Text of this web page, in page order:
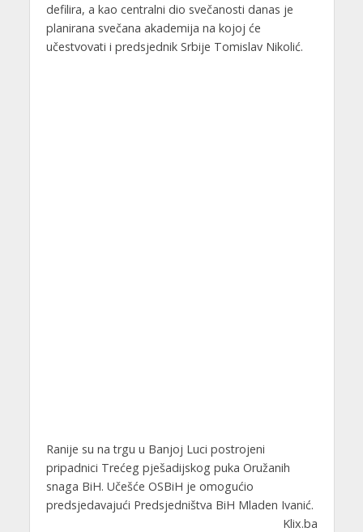
defilira, a kao centralni dio svečanosti danas je
planirana svečana akademija na kojoj će
učestvovati i predsjednik Srbije Tomislav Nikolić.
Ranije su na trgu u Banjoj Luci postrojeni
pripadnici Trećeg pješadijskog puka Oružanih
snaga BiH. Učešće OSBiH je omogućio
predsjedavajući Predsjedništva BiH Mladen Ivanić.
Klix.ba